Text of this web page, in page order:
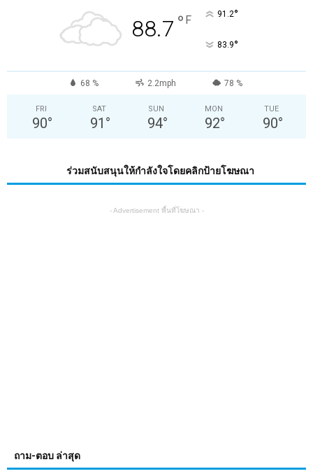
88.7 ° F 91.2°
83.9°
68 % 2.2mph 78 %
FRI
90°
SAT
91 °
SUN
94°
MON
92°
TUE
90°
ร่วมสนับสนุนให้กำลังใจโดยคลิกป้ายโฆษณา
- Advertisement พื้นที่โฆษณา -
ถาม-ตอบ ล่าสุด